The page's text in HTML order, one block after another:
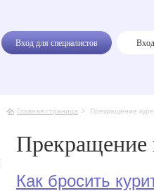
Вход для специалистов
Главная страница Прекращение
Прекращение
Как бросить